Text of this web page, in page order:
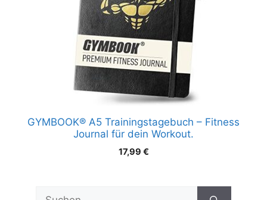
GYMBOOK® A5 Trainingstagebuch – Fitness
Journal für dein Workout.
17,99 €
Suchen